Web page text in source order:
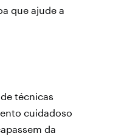
que ajude a
técnicas
cuidadoso
da